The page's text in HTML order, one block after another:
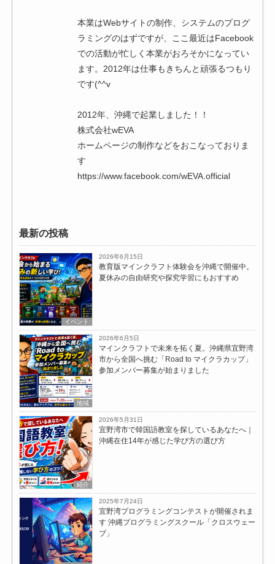
本業はWebサイトの制作、システムのプログ
ラミングのはずですが、ここ最近はFacebook
での活動が忙しく本業がおろそかになってい
ます。2012年は仕事もきちんと頑張るつもり
です(^^v
2012年、沖縄で起業しました！！
株式会社wEVA
ホームページの制作などをおこなっておりま
す
https://www.facebook.com/wEVA.official
最新の投稿
イベント
2026年6月15日
教育版マインクラフト体験会を沖縄で開催中。
夏休みの自由研究や探究学習にもおすすめ
地域
2026年6月5日
マインクラフトで未来を拓く夏。沖縄県宜野湾
市から全国へ挑む「Road to マイクラカップ」
参加メンバー募集が始まりました
紹介
2026年5月31日
宜野湾市で韓国語教室を探しているあなたへ｜
沖縄在住14年が感じた学び方の選び方
2025年7月24日
宜野湾プログラミングコンテストが開催されま
す 沖縄プログラミングスクール「クロスウェー
ブ」